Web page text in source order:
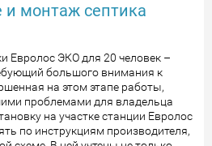
и монтаж септика
Евролос ЭКО для 20 человек –
большого внимания к
на этом этапе работы,
проблемами для владельца
на участке станции Евролос
по инструкциям производителя,